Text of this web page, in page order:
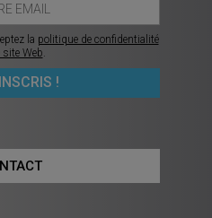
la politique de confidentialité
site Web